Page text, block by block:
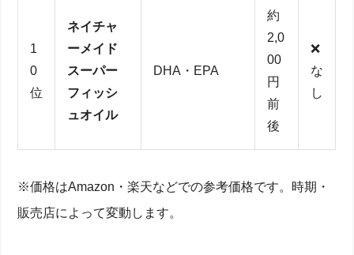
1
0
位
ネイチャ
ーメイド
スーパー
フィッシ
ュオイル
DHA・EPA
約
2,0
00
円
前
後
❌
な
し
※価格はAmazon・楽天などでの参考価格です。時期・
販売店によって変動します。